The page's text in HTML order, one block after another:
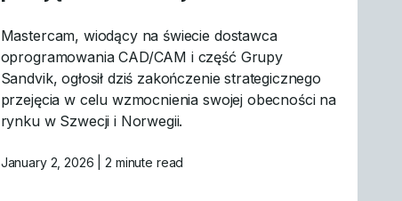
Mastercam, wiodący na świecie dostawca
oprogramowania CAD/CAM i część Grupy
Sandvik, ogłosił dziś zakończenie strategicznego
przejęcia w celu wzmocnienia swojej obecności na
rynku w Szwecji i Norwegii.
January 2, 2026 | 2 minute read